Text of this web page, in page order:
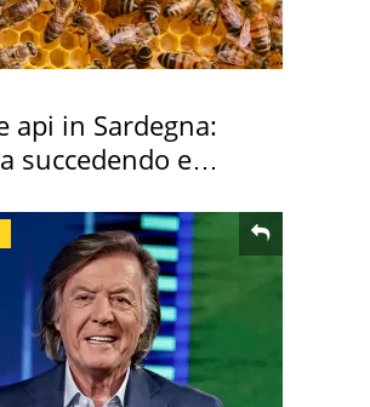
api in Sardegna:
succedendo e